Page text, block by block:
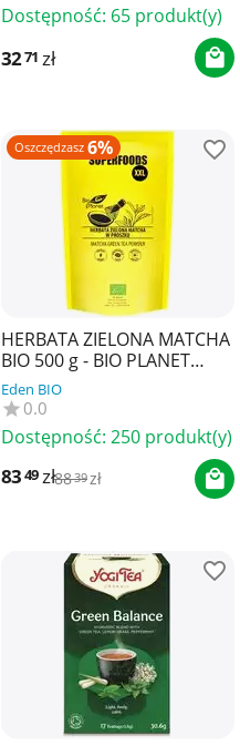
Dostępność: 65 produkt(y)
3271 zł
Oszczędzasz 6%
HERBATA ZIELONA MATCHA
BIO 500 g - BIO PLANET
SUPERFOODS
Eden BIO
0.0
Dostępność: 250 produkt(y)
8349zł8839zł